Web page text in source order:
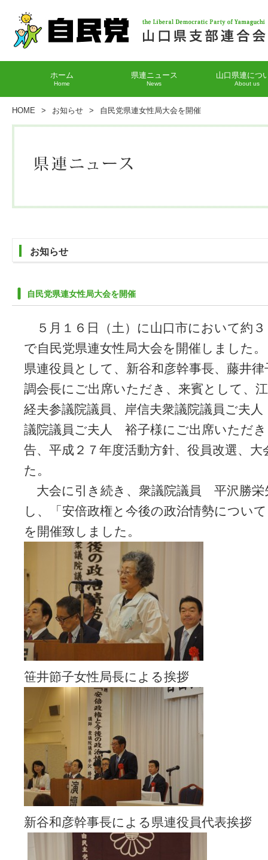
ホーム
Home
県連ニュース
News
山口県連につ
About us
HOME > お知らせ > 自民党県連女性局大会を開催
お知らせ
自民党県連女性局大会を開催
５月１６日（土）に山口市において約
で自民党県連女性局大会を開催しました。
県連役員として、新谷和彦幹事長、藤井
調会長にご出席いただき、来賓として、
経夫参議院議員、岸信夫衆議院議員ご夫
議院議員ご夫人 裕子様にご出席いただき
告、平成２７年度活動方針、役員改選、
た。
大会に引き続き、衆議院議員 平沢勝栄
し、「安倍政権と今後の政治情勢につい
を開催致しました。
笹井節子女性局長による挨拶
新谷和彦幹事長による県連役員代表挨拶